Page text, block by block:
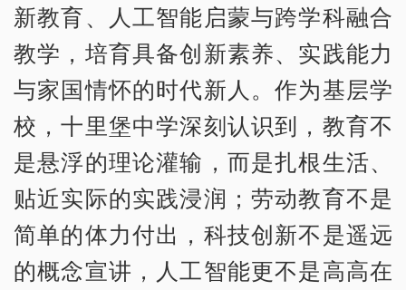
新教育、人工智能启蒙与跨学科融合
教学，培育具备创新素养、实践能力
与家国情怀的时代新人。作为基层学
校，十里堡中学深刻认识到，教育不
是悬浮的理论灌输，而是扎根生活、
贴近实际的实践浸润；劳动教育不是
简单的体力付出，科技创新不是遥远
的概念宣讲，人工智能更不是高高在